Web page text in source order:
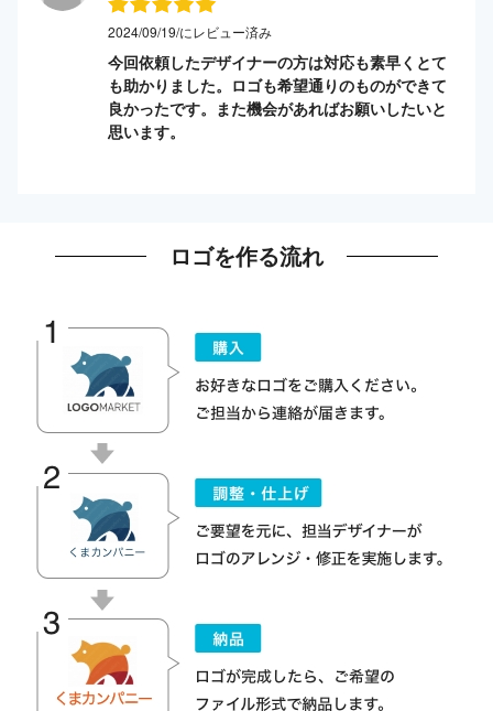
2024/09/19/にレビュー済み
今回依頼したデザイナーの方は対応も素早くとて
も助かりました。ロゴも希望通りのものができて
良かったです。また機会があればお願いしたいと
思います。
ロゴを作る流れ